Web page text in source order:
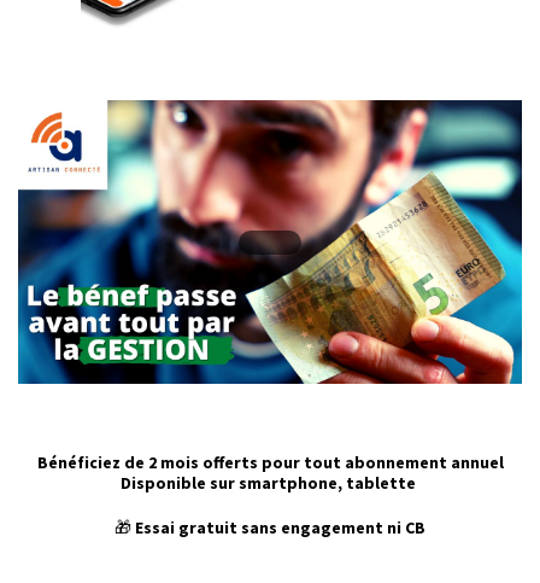
Bénéficiez de 2 mois offerts pour tout abonnement annuel
Disponible sur smartphone, tablette
🎁 Essai gratuit sans engagement ni CB